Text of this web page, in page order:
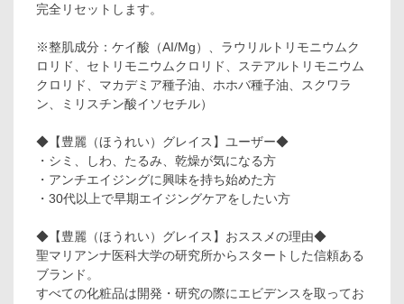
完全リセットします。
※整肌成分：ケイ酸（AI/Mg）、ラウリルトリモニウムク
ロリド、セトリモニウムクロリド、ステアルトリモニウム
クロリド、マカデミア種子油、ホホバ種子油、スクワラ
ン、ミリスチン酸イソセチル）
◆【豊麗（ほうれい）グレイス】ユーザー◆
・シミ、しわ、たるみ、乾燥が気になる方
・アンチエイジングに興味を持ち始めた方
・30代以上で早期エイジングケアをしたい方
◆【豊麗（ほうれい）グレイス】おススメの理由◆
聖マリアンナ医科大学の研究所からスタートした信頼ある
ブランド。
すべての化粧品は開発・研究の際にエビデンスを取ってお